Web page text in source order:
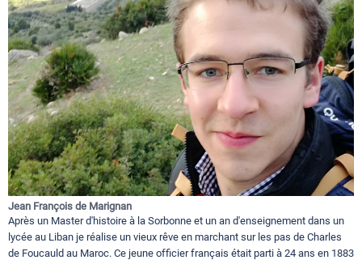
Jean François de Marignan
Après un Master d'histoire à la Sorbonne et un an d'enseignement dans un
lycée au Liban je réalise un vieux rêve en marchant sur les pas de Charles
de Foucauld au Maroc. Ce jeune officier français était parti à 24 ans en 1883